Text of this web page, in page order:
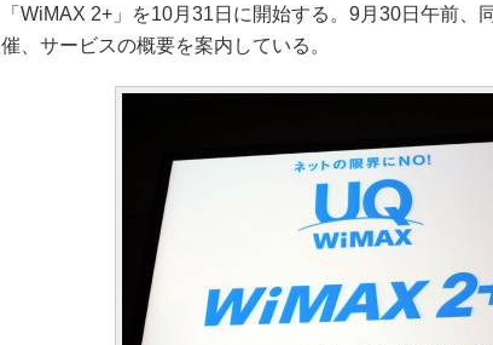
「WiMAX 2+」を10月31日に開始する。9月30日午前、
催、サービスの概要を案内している。